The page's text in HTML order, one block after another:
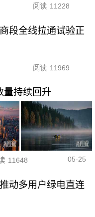
阅读 11228
段全线拉通试验正
阅读 11969
量持续回升
11648 05-25
动多用户绿电直连